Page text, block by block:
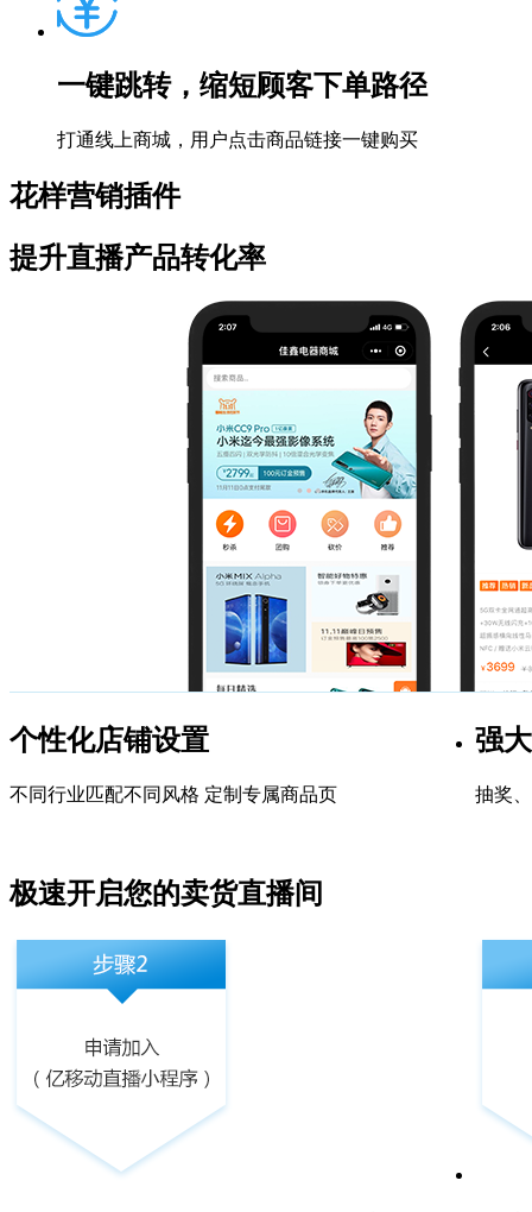
一键跳转，缩短顾客下单路径
打通线上商城，用户点击商品链接一键购买
花样营销插件
提升直播产品转化率
个性化店铺设置
不同行业匹配不同风格 定制专属商品页
强
抽奖
极速开启您的卖货直播间